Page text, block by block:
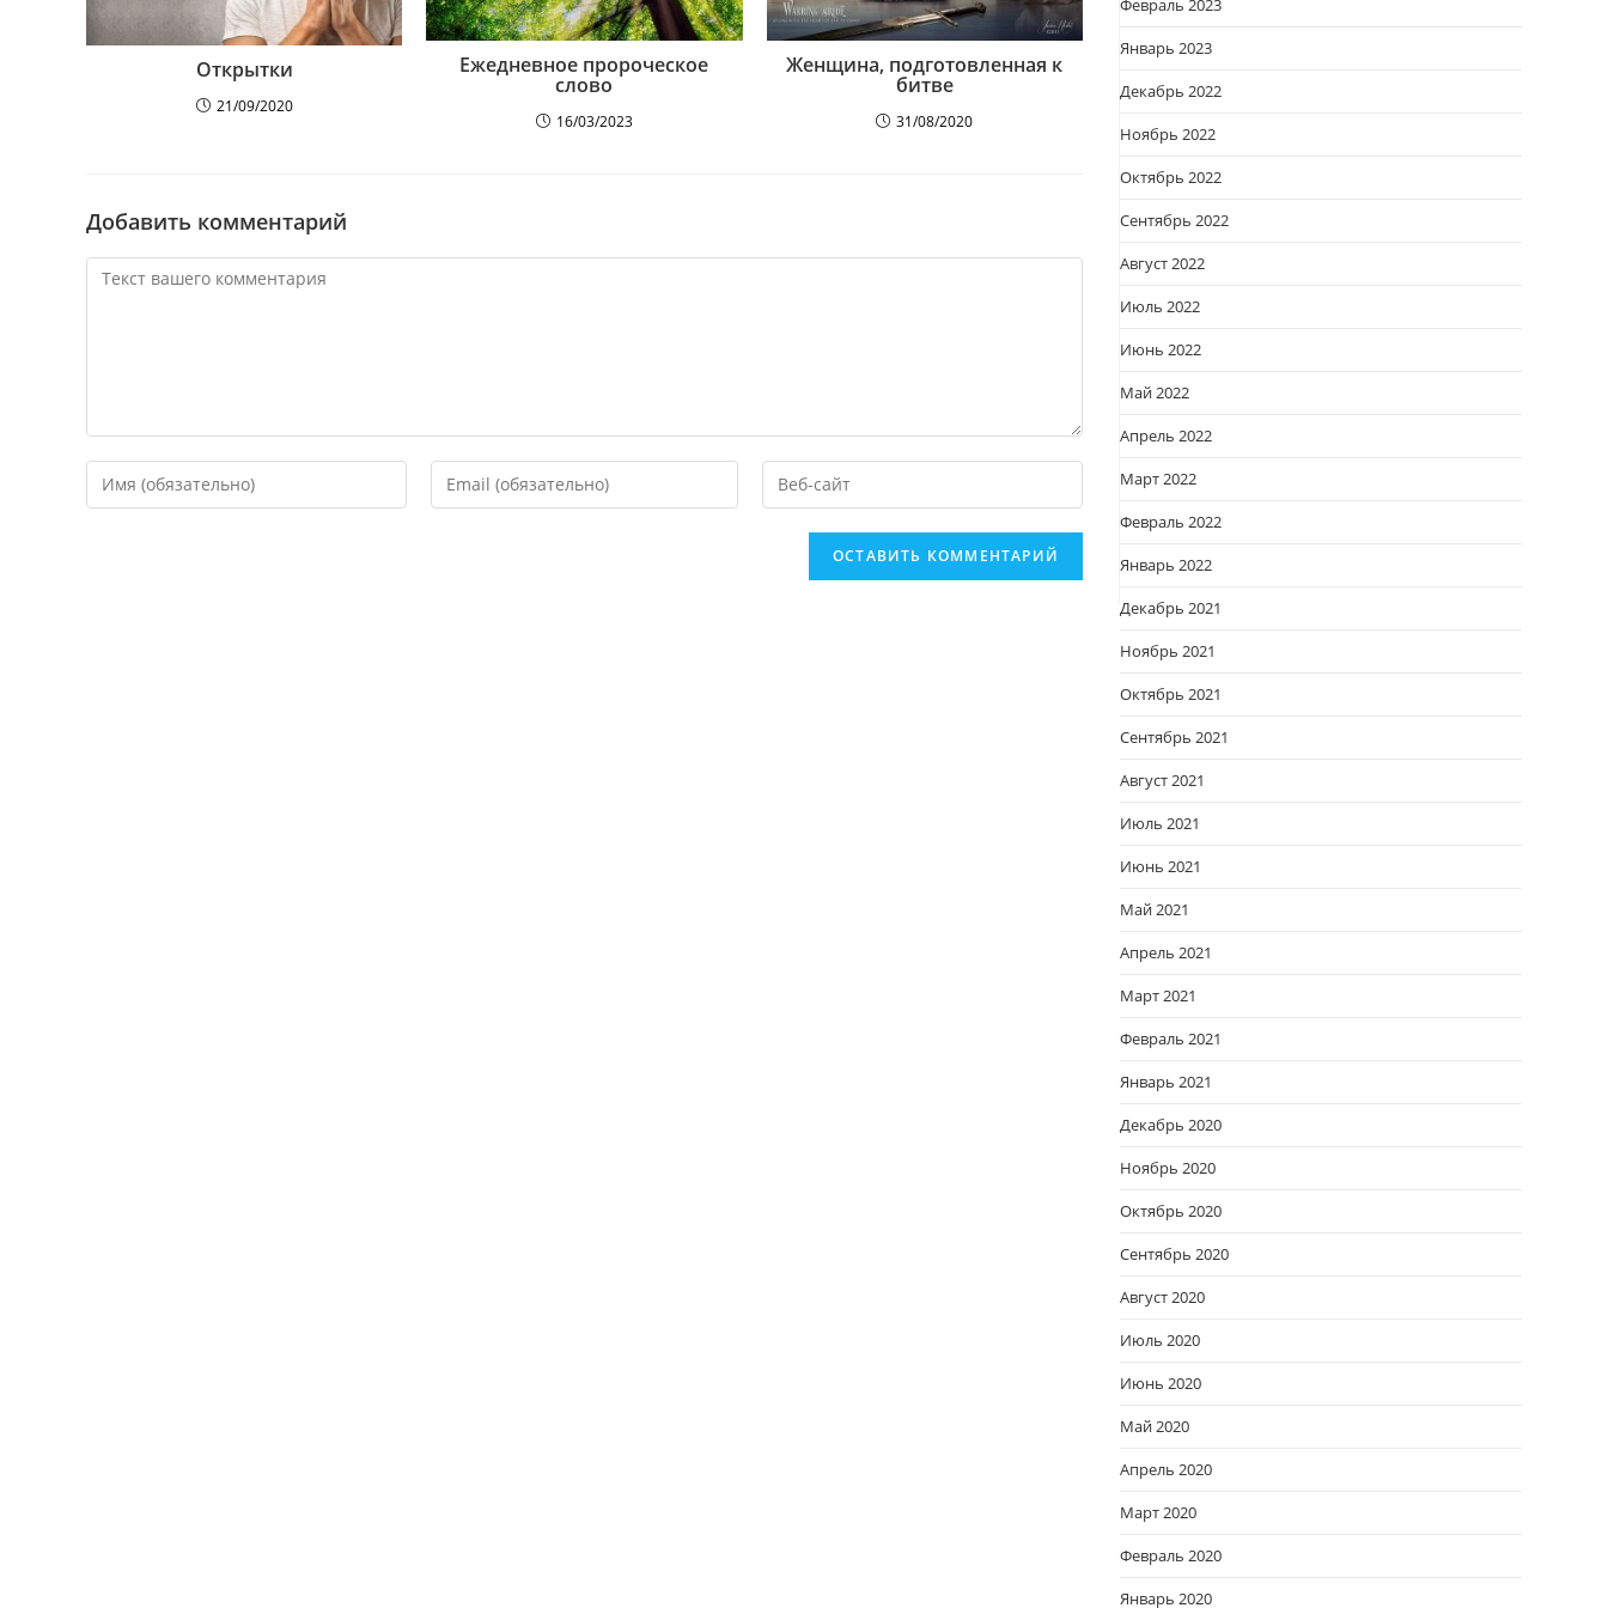
Открытки
21/09/2020
Ежедневное пророческое
слово
16/03/2023
Женщина, подготовленная к
битве
31/08/2020
Добавить комментарий
Февраль 2023
Январь 2023
Декабрь 2022
Ноябрь 2022
Октябрь 2022
Сентябрь 2022
Август 2022
Июль 2022
Июнь 2022
Май 2022
Апрель 2022
Март 2022
Февраль 2022
Январь 2022
Декабрь 2021
Ноябрь 2021
Октябрь 2021
Сентябрь 2021
Август 2021
Июль 2021
Июнь 2021
Май 2021
Апрель 2021
Март 2021
Февраль 2021
Январь 2021
Декабрь 2020
Ноябрь 2020
Октябрь 2020
Сентябрь 2020
Август 2020
Июль 2020
Июнь 2020
Май 2020
Апрель 2020
Март 2020
Февраль 2020
Январь 2020